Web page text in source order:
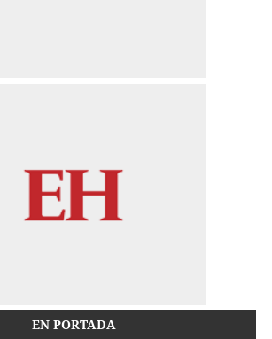
EN PORTADA